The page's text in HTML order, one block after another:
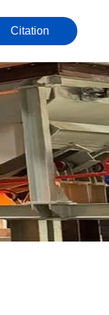
Citation